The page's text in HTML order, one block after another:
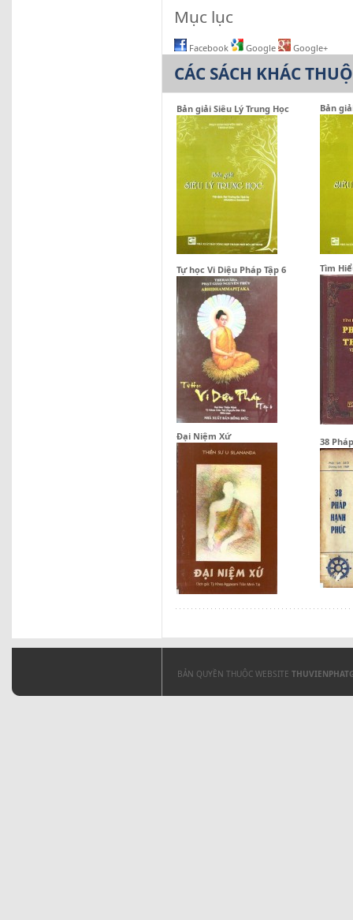
Mục lục
Facebook Google Google+
CÁC SÁCH KHÁC
Bản giải Siêu Lý Trung Học Bản
Tự học Vi Diệu Pháp Tập 6 Tìm
Đại Niệm Xứ 38
BẢN QUYỀN THUỘC WEBSITE